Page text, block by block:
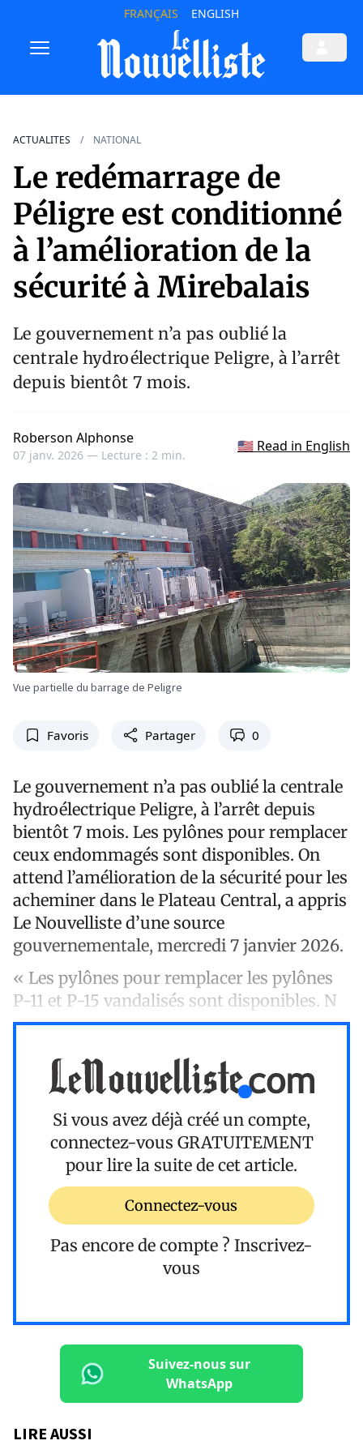
FRANÇAIS ENGLISH
ACTUALITES NATIONAL
Le redémarrage de
Péligre est conditionné
à l’amélioration de la
sécurité à Mirebalais
Le gouvernement n’a pas oublié la
centrale hydroélectrique Peligre, à l’arrêt
depuis bientôt 7 mois.
Roberson Alphonse
07 janv. 2026 — Lecture : 2 min.
🇺🇸 Read in English
Vue partielle du barrage de Peligre
Favoris Partager 0
Le gouvernement n’a pas oublié la centrale
hydroélectrique Peligre, à l’arrêt depuis
bientôt 7 mois. Les pylônes pour remplacer
ceux endommagés sont disponibles. On
attend l’amélioration de la sécurité pour les
acheminer dans le Plateau Central, a appris
Le Nouvelliste d’une source
gouvernementale, mercredi 7 janvier 2026.
« Les pylônes pour remplacer les pylônes
P-11 et P-15 vandalisés sont disponibles. N
Si vous avez déjà créé un compte,
connectez-vous GRATUITEMENT
pour lire la suite de cet article.
Connectez-vous
Pas encore de compte ? Inscrivez-
vous
Suivez-nous sur
WhatsApp
LIRE AUSSI